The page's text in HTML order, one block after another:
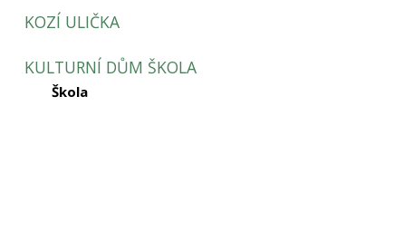
KOZÍ ULIČKA
KULTURNÍ DŮM ŠKOLA
Škola